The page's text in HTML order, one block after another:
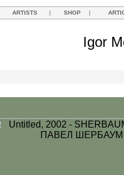
ARTISTS | SHOP |
Igor